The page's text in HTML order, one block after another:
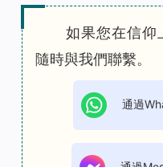
如果您在信仰
隨時與我們聯繫。
通過